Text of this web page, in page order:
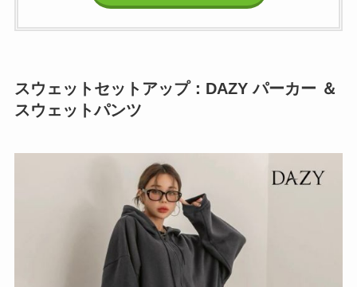
スウェットセットアップ：DAZY パーカー ＆
スウェットパンツ